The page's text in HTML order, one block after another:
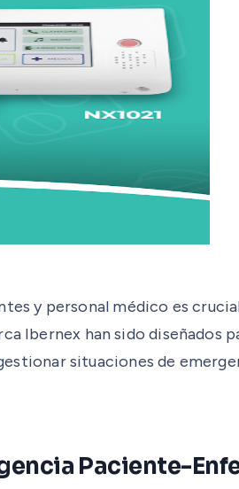
y personal médico es
Ibernex han sido diseñados
situaciones de
Paciente-